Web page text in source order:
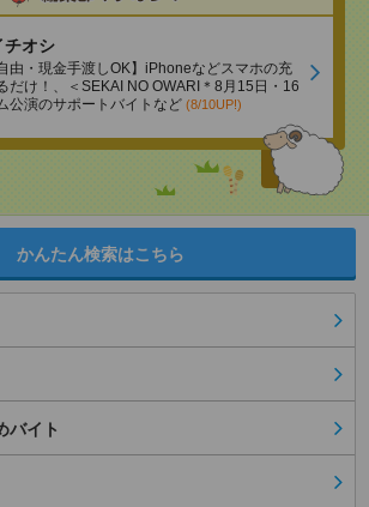
チオシ
由・現金手渡しOK】iPhoneなどスマホの充
だけ！、＜SEKAI NO OWARI＊8月15日・16
公演のサポートバイトなど (8/10UP!)
かんたん検索はこちら
バイト